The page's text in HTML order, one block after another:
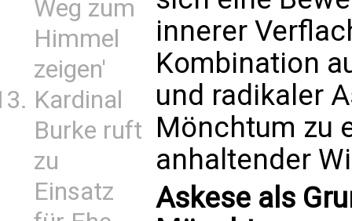
Weg zum
Himmel
zeigen'
Kardinal
Burke ruft
zu
Einsatz
innerer
Kombination
und radikaler
Mönchtum zu
anhaltender
Askese als